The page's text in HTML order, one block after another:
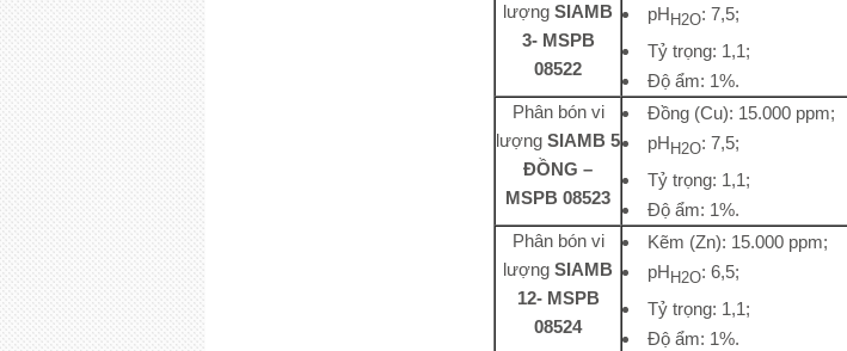
lượng SIAMB
3- MSPB
08522
pH H2O: 7,5;
Tỷ trọng: 1,1;
Độ ẩm: 1%.
Phân bón vi
lượng SIAMB 5
ĐỒNG –
MSPB 08523
Đồng (Cu): 15.000 ppm;
pH H2O: 7,5;
Tỷ trọng: 1,1;
Độ ẩm: 1%.
Phân bón vi
lượng SIAMB
12- MSPB
08524
Kẽm (Zn): 15.000 ppm;
pH H2O: 6,5;
Tỷ trọng: 1,1;
Độ ẩm: 1%.